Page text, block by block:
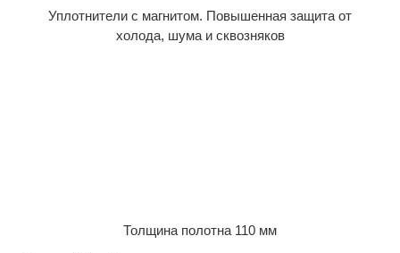
Уплотнители с магнитом. Повышенная защита от
холода, шума и сквозняков
Толщина полотна 110 мм